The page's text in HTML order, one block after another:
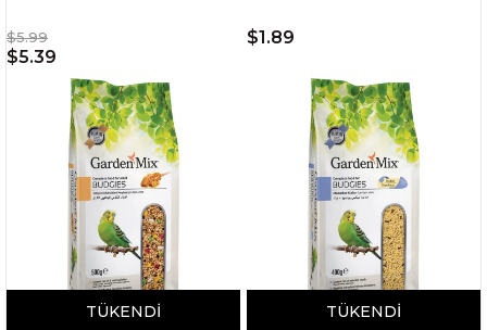
$5.99
$5.39
$1.89
TÜKENDI TÜKENDI